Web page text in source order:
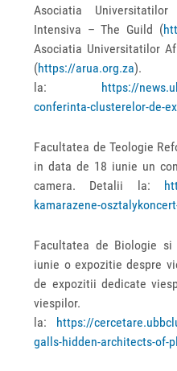
Asociatia
Intensiva – The Guild (
Asociatia Universitatilor
(https://arua.org.za).
la:
https://
conferinta-clusterelor-de-
Facultatea de Teologie
in data de 18 iunie un
camera. Detalii la:
kamarazene-
Facultatea de Biologie
iunie o expozitie despre
de expozitii dedicate
la: https://
galls-hidden-architects-of-